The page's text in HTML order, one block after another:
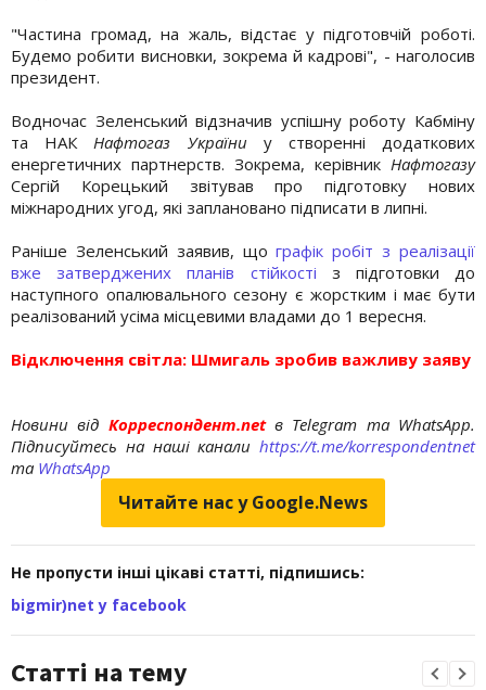
"Частина громад, на жаль, відстає у підготовчій роботі.
Будемо робити висновки, зокрема й кадрові", - наголосив
президент.
Водночас Зеленський відзначив успішну роботу Кабміну
та НАК Нафтогаз України у створенні додаткових
енергетичних партнерств. Зокрема, керівник Нафтогазу
Сергій Корецький звітував про підготовку нових
міжнародних угод, які заплановано підписати в липні.
Раніше Зеленський заявив, щографік робіт з реалізації
вже затверджених планів стійкості з підготовки до
наступного опалювального сезону є жорстким і має бути
реалізований усіма місцевими владами до 1 вересня.
Відключення світла: Шмигаль зробив важливу заяву
Новини від Корреспондент.netв Telegram та WhatsApp.
Підписуйтесь на наші канали https://t.me/korrespondentnet
та WhatsApp
Читайте нас у Google.News
Не пропусти інші цікаві статті, підпишись:
bigmir)net у facebook
Статті на тему